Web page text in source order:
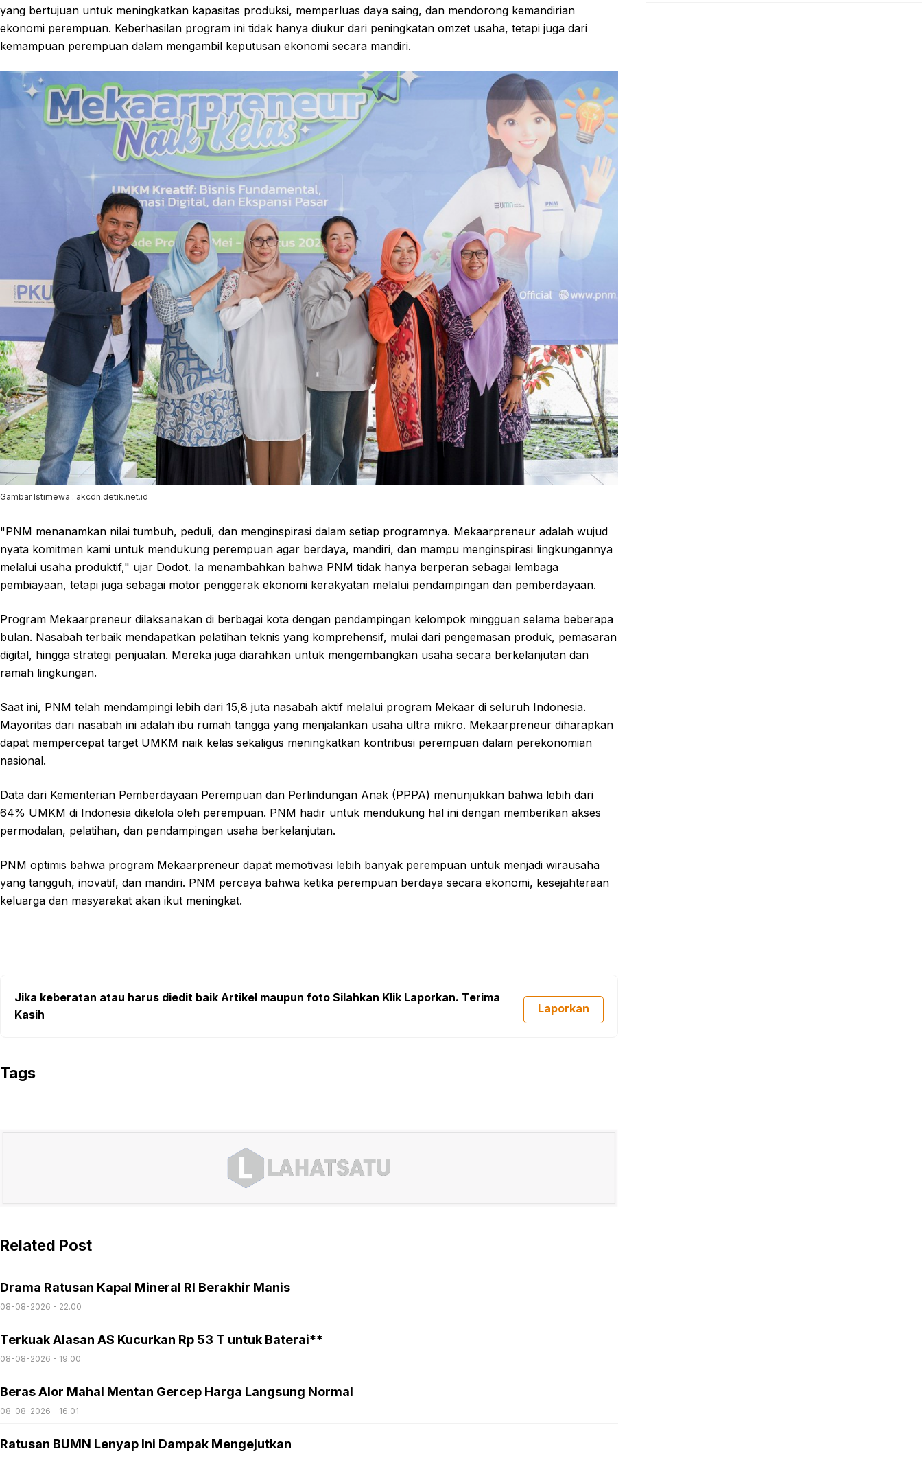
yang bertujuan untuk meningkatkan kapasitas produksi, memperluas daya saing, dan mendorong kemandirian
ekonomi perempuan. Keberhasilan program ini tidak hanya diukur dari peningkatan omzet usaha, tetapi juga dari
kemampuan perempuan dalam mengambil keputusan ekonomi secara mandiri.
Gambar Istimewa : akcdn.detik.net.id
"PNM menanamkan nilai tumbuh, peduli, dan menginspirasi dalam setiap programnya. Mekaarpreneur adalah wujud
nyata komitmen kami untuk mendukung perempuan agar berdaya, mandiri, dan mampu menginspirasi lingkungannya
melalui usaha produktif," ujar Dodot. Ia menambahkan bahwa PNM tidak hanya berperan sebagai lembaga
pembiayaan, tetapi juga sebagai motor penggerak ekonomi kerakyatan melalui pendampingan dan pemberdayaan.
Program Mekaarpreneur dilaksanakan di berbagai kota dengan pendampingan kelompok mingguan selama beberapa
bulan. Nasabah terbaik mendapatkan pelatihan teknis yang komprehensif, mulai dari pengemasan produk, pemasaran
digital, hingga strategi penjualan. Mereka juga diarahkan untuk mengembangkan usaha secara berkelanjutan dan
ramah lingkungan.
Saat ini, PNM telah mendampingi lebih dari 15,8 juta nasabah aktif melalui program Mekaar di seluruh Indonesia.
Mayoritas dari nasabah ini adalah ibu rumah tangga yang menjalankan usaha ultra mikro. Mekaarpreneur diharapkan
dapat mempercepat target UMKM naik kelas sekaligus meningkatkan kontribusi perempuan dalam perekonomian
nasional.
Data dari Kementerian Pemberdayaan Perempuan dan Perlindungan Anak (PPPA) menunjukkan bahwa lebih dari
64% UMKM di Indonesia dikelola oleh perempuan. PNM hadir untuk mendukung hal ini dengan memberikan akses
permodalan, pelatihan, dan pendampingan usaha berkelanjutan.
PNM optimis bahwa program Mekaarpreneur dapat memotivasi lebih banyak perempuan untuk menjadi wirausaha
yang tangguh, inovatif, dan mandiri. PNM percaya bahwa ketika perempuan berdaya secara ekonomi, kesejahteraan
keluarga dan masyarakat akan ikut meningkat.
Jika keberatan atau harus diedit baik Artikel maupun foto Silahkan Klik Laporkan. Terima
Kasih
Laporkan
Tags
Related Post
Drama Ratusan Kapal Mineral RI Berakhir Manis
08-08-2026 - 22.00
Terkuak Alasan AS Kucurkan Rp 53 T untuk Baterai**
08-08-2026 - 19.00
Beras Alor Mahal Mentan Gercep Harga Langsung Normal
08-08-2026 - 16.01
Ratusan BUMN Lenyap Ini Dampak Mengejutkan